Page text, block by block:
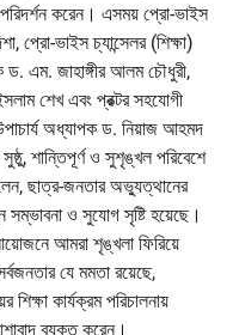
করেন। এসময় প্রো-ভাইস
প্রো-ভাইস চ্যান্সেলর (শিক্ষা)
এম. জাহাঙ্গীর আলম চৌধুরী,
শেখ এবং প্রক্টর সহযোগী
অধ্যাপক ড. নিয়াজ আহমদ
শান্তিপূর্ণ ও সুশৃঙ্খল পরিবেশে
ছাত্র-জনতার অভ্যুত্থানের
সম্ভাবনা ও সুযোগ সৃষ্টি হয়েছে।
আমরা শৃঙ্খলা ফিরিয়ে
যে মমতা রয়েছে,
কার্যক্রম পরিচালনায়
ব্যক্ত করেন।